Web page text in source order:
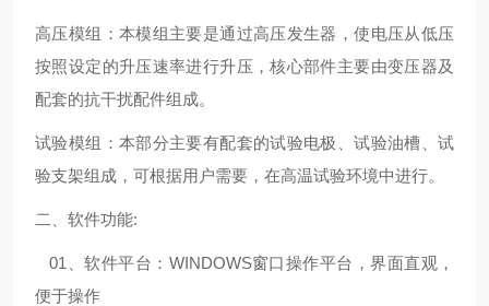
高压模组：本模组主要是通过高压发生器，使电压从低压
按照设定的升压速率进行升压，核心部件主要由变压器及
配套的抗干扰配件组成。
试验模组：本部分主要有配套的试验电极、试验油槽、试
验支架组成，可根据用户需要，在高温试验环境中进行。
二、软件功能:
01、软件平台：WINDOWS窗口操作平台，界面直观，
便于操作